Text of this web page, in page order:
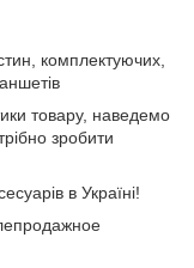
комплектуючих,
товару, наведемо
зробити
в Україні!